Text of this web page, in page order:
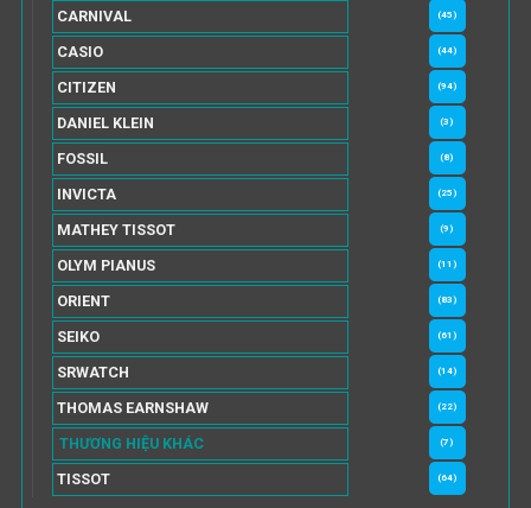
CARNIVAL (45)
CASIO (44)
CITIZEN (94)
DANIEL KLEIN (3)
FOSSIL (8)
INVICTA (25)
MATHEY TISSOT (9)
OLYM PIANUS (11)
ORIENT (83)
SEIKO (61)
SRWATCH (14)
THOMAS EARNSHAW (22)
THƯƠNG HIỆU KHÁC (7)
TISSOT (64)